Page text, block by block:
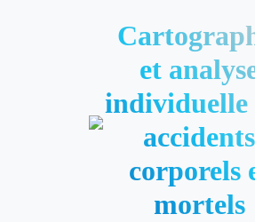
et
individuelle
accidents
corporels
mortels